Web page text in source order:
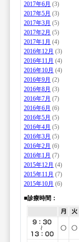
2017年6月 (3)
2017年5月 (3)
2017年3月 (5)
2017年2月 (5)
2017年1月 (4)
2016年12月 (3)
2016年11月 (4)
2016年10月 (4)
2016年9月 (2)
2016年8月 (3)
2016年7月 (7)
2016年6月 (6)
2016年5月 (5)
2016年4月 (5)
2016年3月 (5)
2016年2月 (6)
2016年1月 (7)
2015年12月 (4)
2015年11月 (7)
2015年10月 (6)
■診療時間：